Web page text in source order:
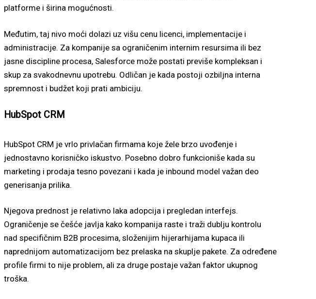
platforme i širina mogućnosti.
Međutim, taj nivo moći dolazi uz višu cenu licenci, implementacije i
administracije. Za kompanije sa ograničenim internim resursima ili bez
jasne discipline procesa, Salesforce može postati previše kompleksan i
skup za svakodnevnu upotrebu. Odličan je kada postoji ozbiljna interna
spremnost i budžet koji prati ambiciju.
HubSpot CRM
HubSpot CRM je vrlo privlačan firmama koje žele brzo uvođenje i
jednostavno korisničko iskustvo. Posebno dobro funkcioniše kada su
marketing i prodaja tesno povezani i kada je inbound model važan deo
generisanja prilika.
Njegova prednost je relativno laka adopcija i pregledan interfejs.
Ograničenje se češće javlja kako kompanija raste i traži dublju kontrolu
nad specifičnim B2B procesima, složenijim hijerarhijama kupaca ili
naprednijom automatizacijom bez prelaska na skuplje pakete. Za određene
profile firmi to nije problem, ali za druge postaje važan faktor ukupnog
troška.